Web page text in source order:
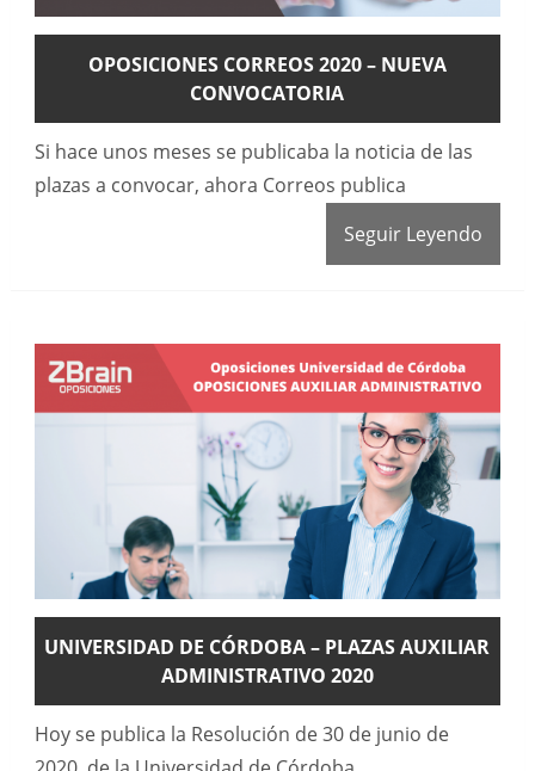
OPOSICIONES CORREOS 2020 – NUEVA
CONVOCATORIA
Si hace unos meses se publicaba la noticia de las
plazas a convocar, ahora Correos publica
Seguir Leyendo
UNIVERSIDAD DE CÓRDOBA – PLAZAS AUXILIAR
ADMINISTRATIVO 2020
Hoy se publica la Resolución de 30 de junio de